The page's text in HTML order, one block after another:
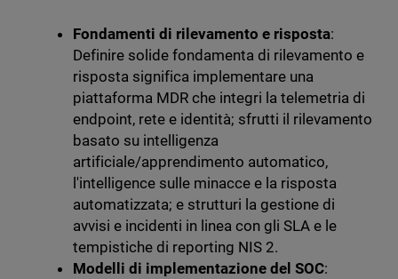
Fondamenti di rilevamento e risposta:
Definire solide fondamenta di rilevamento e
risposta significa implementare una
piattaforma MDR che integri la telemetria di
endpoint, rete e identità; sfrutti il ​​rilevamento
basato su intelligenza
artificiale/apprendimento automatico,
l'intelligence sulle minacce e la risposta
automatizzata; e strutturi la gestione di
avvisi e incidenti in linea con gli SLA e le
tempistiche di reporting NIS 2.
Modelli di implementazione del SOC: